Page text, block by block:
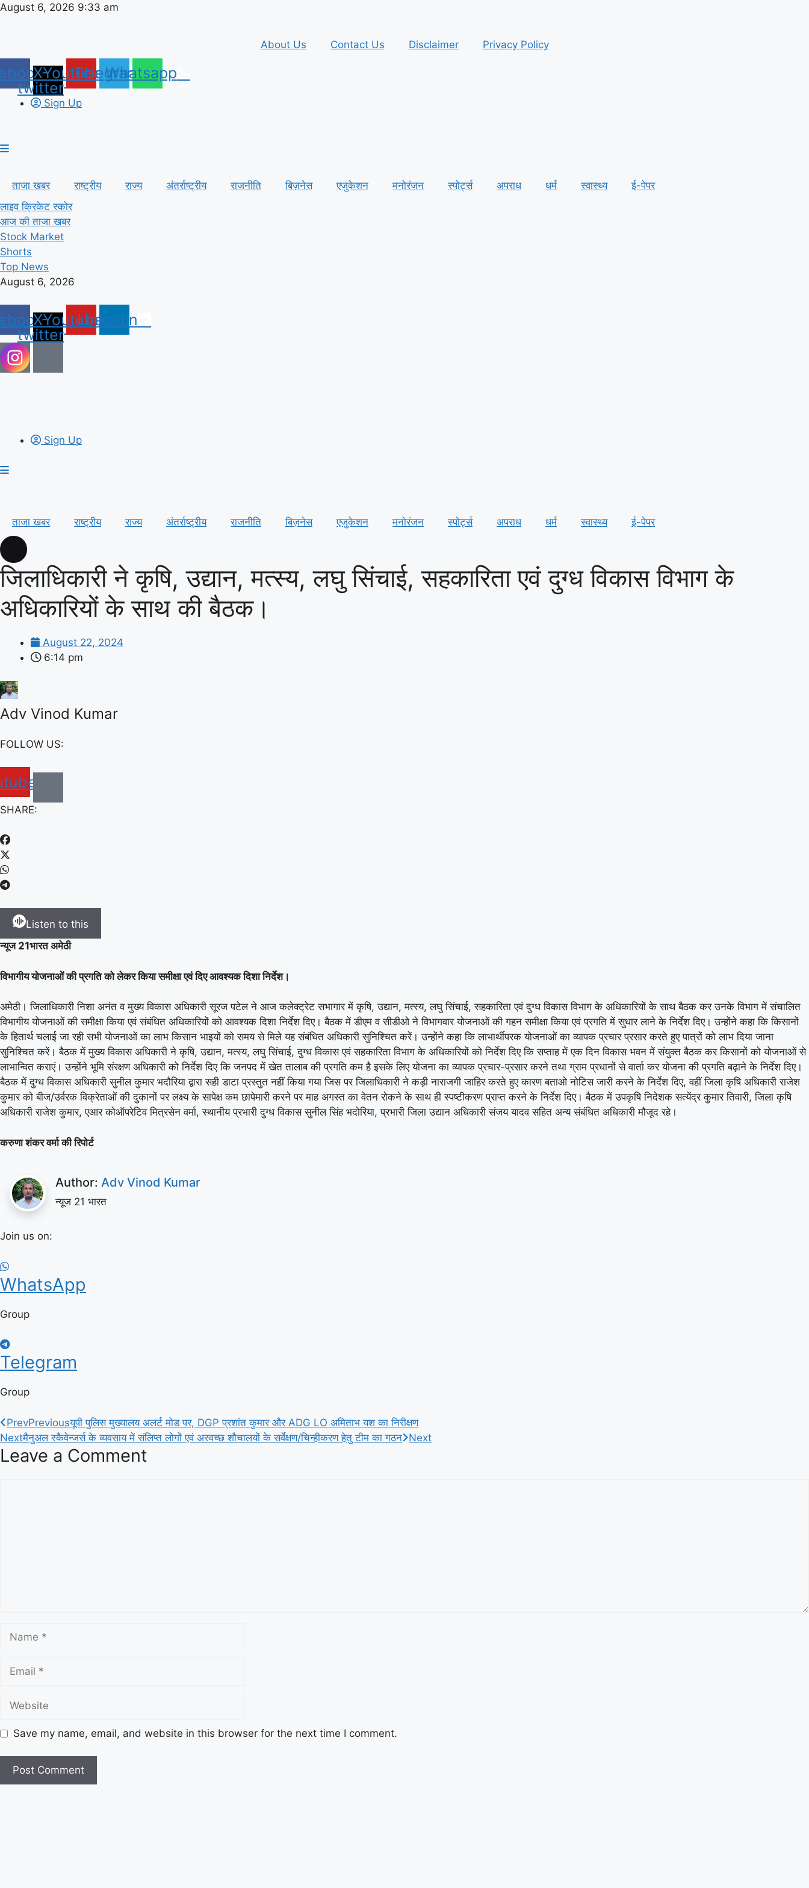
Skip
August 6, 2026 9:33 am
About Us Contact Us Disclaimer Privacy Policy
X-
twitter
YoutubeTelegram
Whatsapp
Sign Up
ताजा खबर राष्ट्रीय राज्य अंतर्राष्ट्रीय राजनीति बिज़नेस एजुकेशन मनोरंजन स्पोर्ट्स अपराध धर्म स्वास्थ्य
ई-पेपर
लाइव क्रिकेट स्कोर
आज की ताजा खबर
Stock Market
Shorts
Top News
August 6, 2026
X-
twitter
YoutubeLinkedin
Sign Up
ताजा खबर राष्ट्रीय राज्य अंतर्राष्ट्रीय राजनीति बिज़नेस एजुकेशन मनोरंजन स्पोर्ट्स अपराध धर्म स्वास्थ्य ई-पेपर
जिलाधिकारी ने कृषि, उद्यान, मत्स्य, लघु सिंचाई, सहकारिता एवं दुग्ध विकास विभाग के
अधिकारियों के साथ की बैठक।
August 22, 2024
6:14 pm
Adv Vinod Kumar
FOLLOW US:
SHARE:
Listen to this
न्यूज 21भारत अमेठी
विभागीय योजनाओं की प्रगति को लेकर किया समीक्षा एवं दिए आवश्यक दिशा निर्देश।
अमेठी। जिलाधिकारी निशा अनंत व मुख्य विकास अधिकारी सूरज पटेल ने आज कलेक्ट्रेट सभागार में कृषि, उद्यान, मत्स्य, लघु सिंचाई, सहकारिता एवं दुग्ध विकास विभाग के अधिकारियों के साथ बैठक कर उनके विभाग में संचालित
विभागीय योजनाओं की समीक्षा किया एवं संबंधित अधिकारियों को आवश्यक दिशा निर्देश दिए। बैठक में डीएम व सीडीओ ने विभागवार योजनाओं की गहन समीक्षा किया एवं प्रगति में सुधार लाने के निर्देश दिए। उन्होंने कहा कि किसानों
के हितार्थ चलाई जा रही सभी योजनाओं का लाभ किसान भाइयों को समय से मिले यह संबंधित अधिकारी सुनिश्चित करें। उन्होंने कहा कि लाभार्थीपरक योजनाओं का व्यापक प्रचार प्रसार करते हुए पात्रों को लाभ दिया जाना
सुनिश्चित करें। बैठक में मुख्य विकास अधिकारी ने कृषि, उद्यान, मत्स्य, लघु सिंचाई, दुग्ध विकास एवं सहकारिता विभाग के अधिकारियों को निर्देश दिए कि सप्ताह में एक दिन विकास भवन में संयुक्त बैठक कर किसानों को योजनाओं से
लाभान्वित कराएं। उन्होंने भूमि संरक्षण अधिकारी को निर्देश दिए कि जनपद में खेत तालाब की प्रगति कम है इसके लिए योजना का व्यापक प्रचार-प्रसार करने तथा ग्राम प्रधानों से वार्ता कर योजना की प्रगति बढ़ाने के निर्देश दिए।
बैठक में दुग्ध विकास अधिकारी सुनील कुमार भदौरिया द्वारा सही डाटा प्रस्तुत नहीं किया गया जिस पर जिलाधिकारी ने कड़ी नाराजगी जाहिर करते हुए कारण बताओ नोटिस जारी करने के निर्देश दिए, वहीं जिला कृषि अधिकारी राजेश
कुमार को बीज/उर्वरक विक्रेताओं की दुकानों पर लक्ष्य के सापेक्ष कम छापेमारी करने पर माह अगस्त का वेतन रोकने के साथ ही स्पष्टीकरण प्राप्त करने के निर्देश दिए। बैठक में उपकृषि निदेशक सत्येंद्र कुमार तिवारी, जिला कृषि
अधिकारी राजेश कुमार, एआर कोऑपरेटिव मित्रसेन वर्मा, स्थानीय प्रभारी दुग्ध विकास सुनील सिंह भदोरिया, प्रभारी जिला उद्यान अधिकारी संजय यादव सहित अन्य संबंधित अधिकारी मौजूद रहे।
करुणा शंकर वर्मा की रिपोर्ट
Author: Adv Vinod Kumar
न्यूज 21 भारत
Join us on:
WhatsApp
Group
Telegram
Group
PrevPreviousयूपी पुलिस मुख्यालय अलर्ट मोड पर, DGP प्रशांत कुमार और ADG LO अमिताभ यश का निरीक्षण
Nextमैनुअल स्कैवेन्जर्स के व्यवसाय में संलिप्त लोगों एवं अस्वच्छ शौचालयों के सर्वेक्षण/चिन्हीकरण हेतु टीम का गठन Next
Leave a Comment
Save my name, email, and website in this browser for the next time I comment.